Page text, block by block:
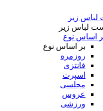
زیر
لباس زیر
اساس نوع
بر اساس نوع
روزمره
فانتزی
اسپرت
مجلسی
عروس
ورزشی